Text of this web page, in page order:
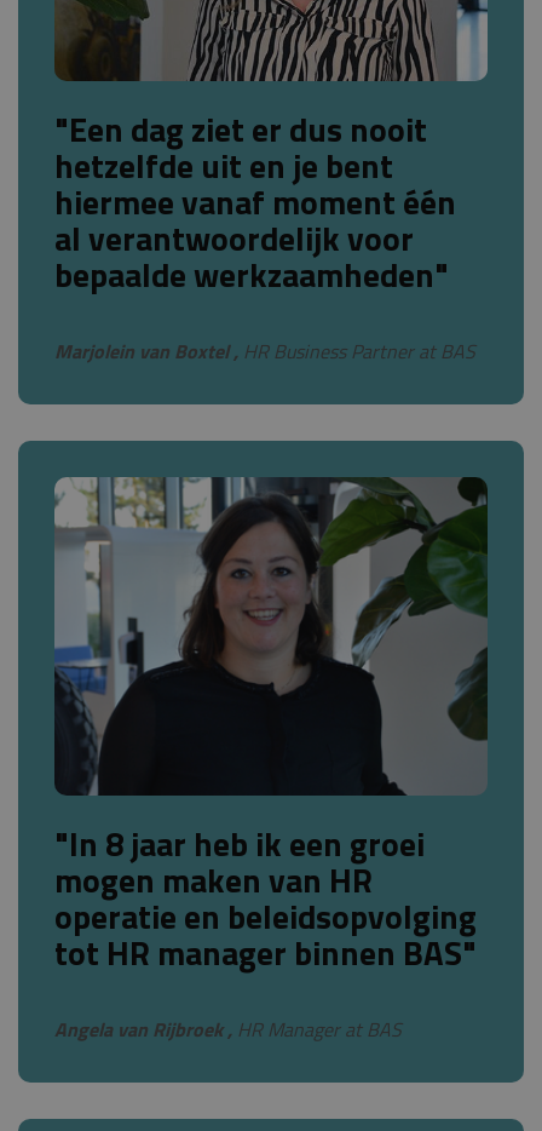
"Een dag ziet er dus nooit
hetzelfde uit en je bent
hiermee vanaf moment één
al verantwoordelijk voor
bepaalde werkzaamheden"
Marjolein van Boxtel , HR Business Partner at BAS
"In 8 jaar heb ik een groei
mogen maken van HR
operatie en beleidsopvolging
tot HR manager binnen BAS"
Angela van Rijbroek , HR Manager at BAS